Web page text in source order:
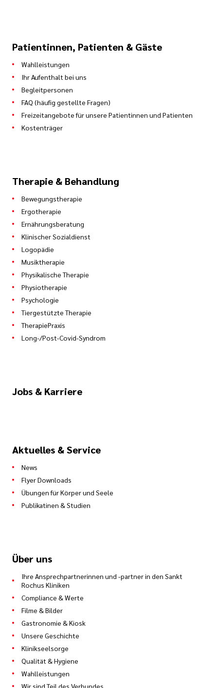
Patientinnen, Patienten & Gäste
Wahlleistungen
Ihr Aufenthalt bei uns
Begleitpersonen
FAQ (häufig gestellte Fragen)
Freizeitangebote für unsere Patientinnen und Patienten
Kostenträger
Therapie & Behandlung
Bewegungstherapie
Ergotherapie
Ernährungsberatung
Klinischer Sozialdienst
Logopädie
Musiktherapie
Physikalische Therapie
Physiotherapie
Psychologie
Tiergestützte Therapie
TherapiePraxis
Long-/Post-Covid-Syndrom
Jobs & Karriere
Aktuelles & Service
News
Flyer Downloads
Übungen für Körper und Seele
Publikatinen & Studien
Über uns
Ihre Ansprechpartnerinnen und -partner in den Sankt
Rochus Kliniken
Compliance & Werte
Filme & Bilder
Gastronomie & Kiosk
Unsere Geschichte
Klinikseelsorge
Qualität & Hygiene
Wahlleistungen
Wir sind Teil des Verbundes